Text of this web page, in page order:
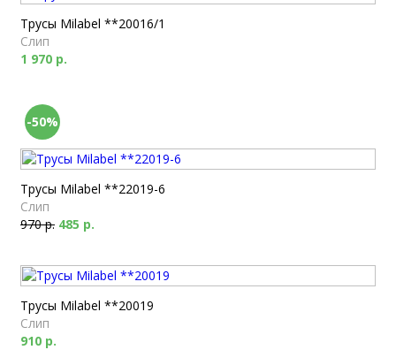
Трусы Milabel **20016/1
Слип
1 970 р.
-50%
Трусы Milabel **22019-6
Слип
970 р. 485 р.
Трусы Milabel **20019
Слип
910 р.